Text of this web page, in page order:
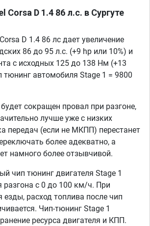
Corsa D 1.4 86 л.с. в Сургуте
D 1.4 86 лс дает увеличение
86 до 95 л.с. (+9 hp или 10%) и
с исходных 125 до 138 Нм (+13
тюнинг автомобиля Stage 1 = 9800
сокращен провал при разгоне,
лучше уже с низких
передач (если не МКПП) перестанет
более адекватно, а
намного более отзывчивой.
чип тюнинг двигателя Stage 1
разгона с 0 до 100 км/ч. При
езды, расход топлива после чип
Чип-тюнинг Stage 1
ресурса двигателя и КПП.